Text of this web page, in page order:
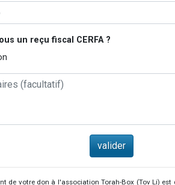
un reçu fiscal CERFA?
de votre don à l'association Torah-Box (Tov Li)